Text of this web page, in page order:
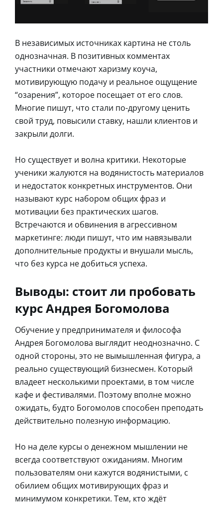
В независимых источниках картина не столь
однозначная. В позитивных комментах
участники отмечают харизму коуча,
мотивирующую подачу и реальное ощущение
“озарения”, которое посещает от его слов.
Многие пишут, что стали по-другому ценить
свой труд, повысили ставку, нашли клиентов и
закрыли долги.
Но существует и волна критики. Некоторые
ученики жалуются на водянистость материалов
и недостаток конкретных инструментов. Они
называют курс набором общих фраз и
мотивации без практических шагов.
Встречаются и обвинения в агрессивном
маркетинге: люди пишут, что им навязывали
дополнительные продукты и внушали мысль,
что без курса не добиться успеха.
Выводы: стоит ли пробовать
курс Андрея Богомолова
Обучение у предпринимателя и философа
Андрея Богомолова выглядит неоднозначно. С
одной стороны, это не вымышленная фигура, а
реально существующий бизнесмен. Который
владеет несколькими проектами, в том числе
кафе и фестивалями. Поэтому вполне можно
ожидать, будто Богомолов способен преподать
действительно полезную информацию.
Но на деле курсы о денежном мышлении не
всегда соответствуют ожиданиям. Многим
пользователям они кажутся водянистыми, с
обилием общих мотивирующих фраз и
минимумом конкретики. Тем, кто ждёт